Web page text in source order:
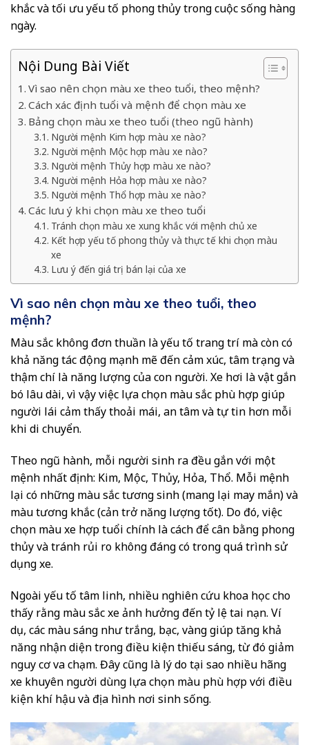
khắc và tối ưu yếu tố phong thủy trong cuộc sống hàng
ngày.
Nội Dung Bài Viết
Vì sao nên chọn màu xe theo tuổi, theo mệnh?
Cách xác định tuổi và mệnh để chọn màu xe
Bảng chọn màu xe theo tuổi (theo ngũ hành)
Người mệnh Kim hợp màu xe nào?
Người mệnh Mộc hợp màu xe nào?
Người mệnh Thủy hợp màu xe nào?
Người mệnh Hỏa hợp màu xe nào?
Người mệnh Thổ hợp màu xe nào?
Các lưu ý khi chọn màu xe theo tuổi
Tránh chọn màu xe xung khắc với mệnh chủ xe
Kết hợp yếu tố phong thủy và thực tế khi chọn màu
xe
Lưu ý đến giá trị bán lại của xe
Vì sao nên chọn màu xe theo tuổi, theo
mệnh?
Màu sắc không đơn thuần là yếu tố trang trí mà còn có
khả năng tác động mạnh mẽ đến cảm xúc, tâm trạng và
thậm chí là năng lượng của con người. Xe hơi là vật gắn
bó lâu dài, vì vậy việc lựa chọn màu sắc phù hợp giúp
người lái cảm thấy thoải mái, an tâm và tự tin hơn mỗi
khi di chuyển.
Theo ngũ hành, mỗi người sinh ra đều gắn với một
mệnh nhất định: Kim, Mộc, Thủy, Hỏa, Thổ. Mỗi mệnh
lại có những màu sắc tương sinh (mang lại may mắn) và
màu tương khắc (cản trở năng lượng tốt). Do đó, việc
chọn màu xe hợp tuổi chính là cách để cân bằng phong
thủy và tránh rủi ro không đáng có trong quá trình sử
dụng xe.
Ngoài yếu tố tâm linh, nhiều nghiên cứu khoa học cho
thấy rằng màu sắc xe ảnh hưởng đến tỷ lệ tai nạn. Ví
dụ, các màu sáng như trắng, bạc, vàng giúp tăng khả
năng nhận diện trong điều kiện thiếu sáng, từ đó giảm
nguy cơ va chạm. Đây cũng là lý do tại sao nhiều hãng
xe khuyên người dùng lựa chọn màu phù hợp với điều
kiện khí hậu và địa hình nơi sinh sống.